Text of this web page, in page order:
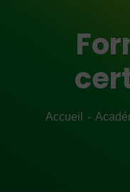
Accueil